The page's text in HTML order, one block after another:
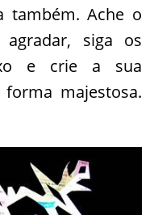
também. Ache o
siga os
e crie a sua
majestosa.